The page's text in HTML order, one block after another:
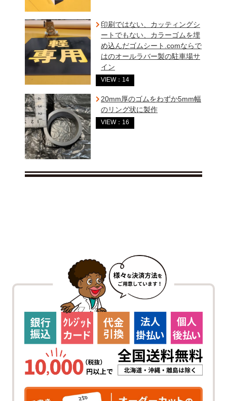
印刷ではない、カッティングシ
ートでもない、カラーゴムを埋
め込んだゴムシート.comならで
はのオールラバー製の駐車場サ
イン
VIEW：14
20mm厚のゴムをわずか5mm幅
のリング状に製作
VIEW：16